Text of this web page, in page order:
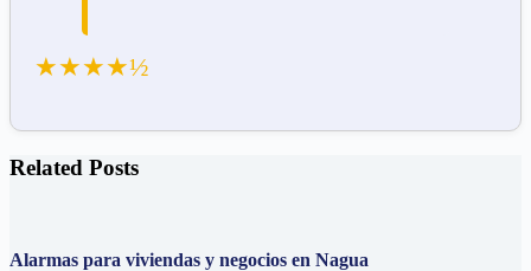
★★★★½
Related Posts
Alarmas para viviendas y negocios en Nagua